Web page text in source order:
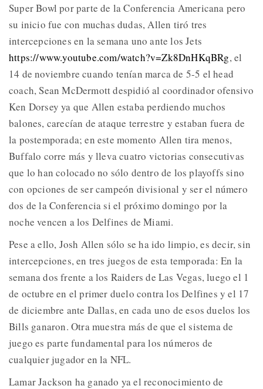
Super Bowl por parte de la Conferencia Americana pero
su inicio fue con muchas dudas, Allen tiró tres
intercepciones en la semana uno ante los Jets
https://www.youtube.com/watch?v=Zk8DnHKqBRg, el
14 de noviembre cuando tenían marca de 5-5 el head
coach, Sean McDermott despidió al coordinador ofensivo
Ken Dorsey ya que Allen estaba perdiendo muchos
balones, carecían de ataque terrestre y estaban fuera de
la postemporada; en este momento Allen tira menos,
Buffalo corre más y lleva cuatro victorias consecutivas
que lo han colocado no sólo dentro de los playoffs sino
con opciones de ser campeón divisional y ser el número
dos de la Conferencia si el próximo domingo por la
noche vencen a los Delfines de Miami.
Pese a ello, Josh Allen sólo se ha ido limpio, es decir, sin
intercepciones, en tres juegos de esta temporada: En la
semana dos frente a los Raiders de Las Vegas, luego el 1
de octubre en el primer duelo contra los Delfines y el 17
de diciembre ante Dallas, en cada uno de esos duelos los
Bills ganaron. Otra muestra más de que el sistema de
juego es parte fundamental para los números de
cualquier jugador en la NFL.
Lamar Jackson ha ganado ya el reconocimiento de